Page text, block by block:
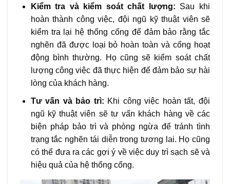
Kiểm tra và kiểm soát chất lượng: Sau khi
hoàn thành công việc, đội ngũ kỹ thuật viên sẽ
kiểm tra lại hệ thống cống để đảm bảo rằng tắc
nghẽn đã được loại bỏ hoàn toàn và cống hoạt
động bình thường. Họ cũng sẽ kiểm soát chất
lượng công việc đã thực hiện để đảm bảo sự hài
lòng của khách hàng.
Tư vấn và bảo trì: Khi công việc hoàn tất, đội
ngũ kỹ thuật viên sẽ tư vấn khách hàng về các
biện pháp bảo trì và phòng ngừa để tránh tình
trạng tắc nghẽn tái diễn trong tương lai. Họ cũng
có thể đưa ra các gợi ý về việc duy trì sạch sẽ và
hiệu quả của hệ thống cống.